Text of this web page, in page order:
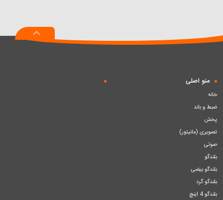
سبد
منو اصلی
خانه
ضبط و باند
پخش
تصویری (مانیتور)
صوتی
بلندگو
بلندگو بیضی
بلندگو گرد
بلندگو 4 اینچ